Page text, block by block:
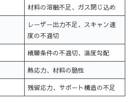
材料の溶融不足、ガス閉じ込め
レーザー出力不足、スキャン速
度の不適切
積層条件の不適切、温度勾配
熱応力、材料の脆性
残留応力、サポート構造の不足